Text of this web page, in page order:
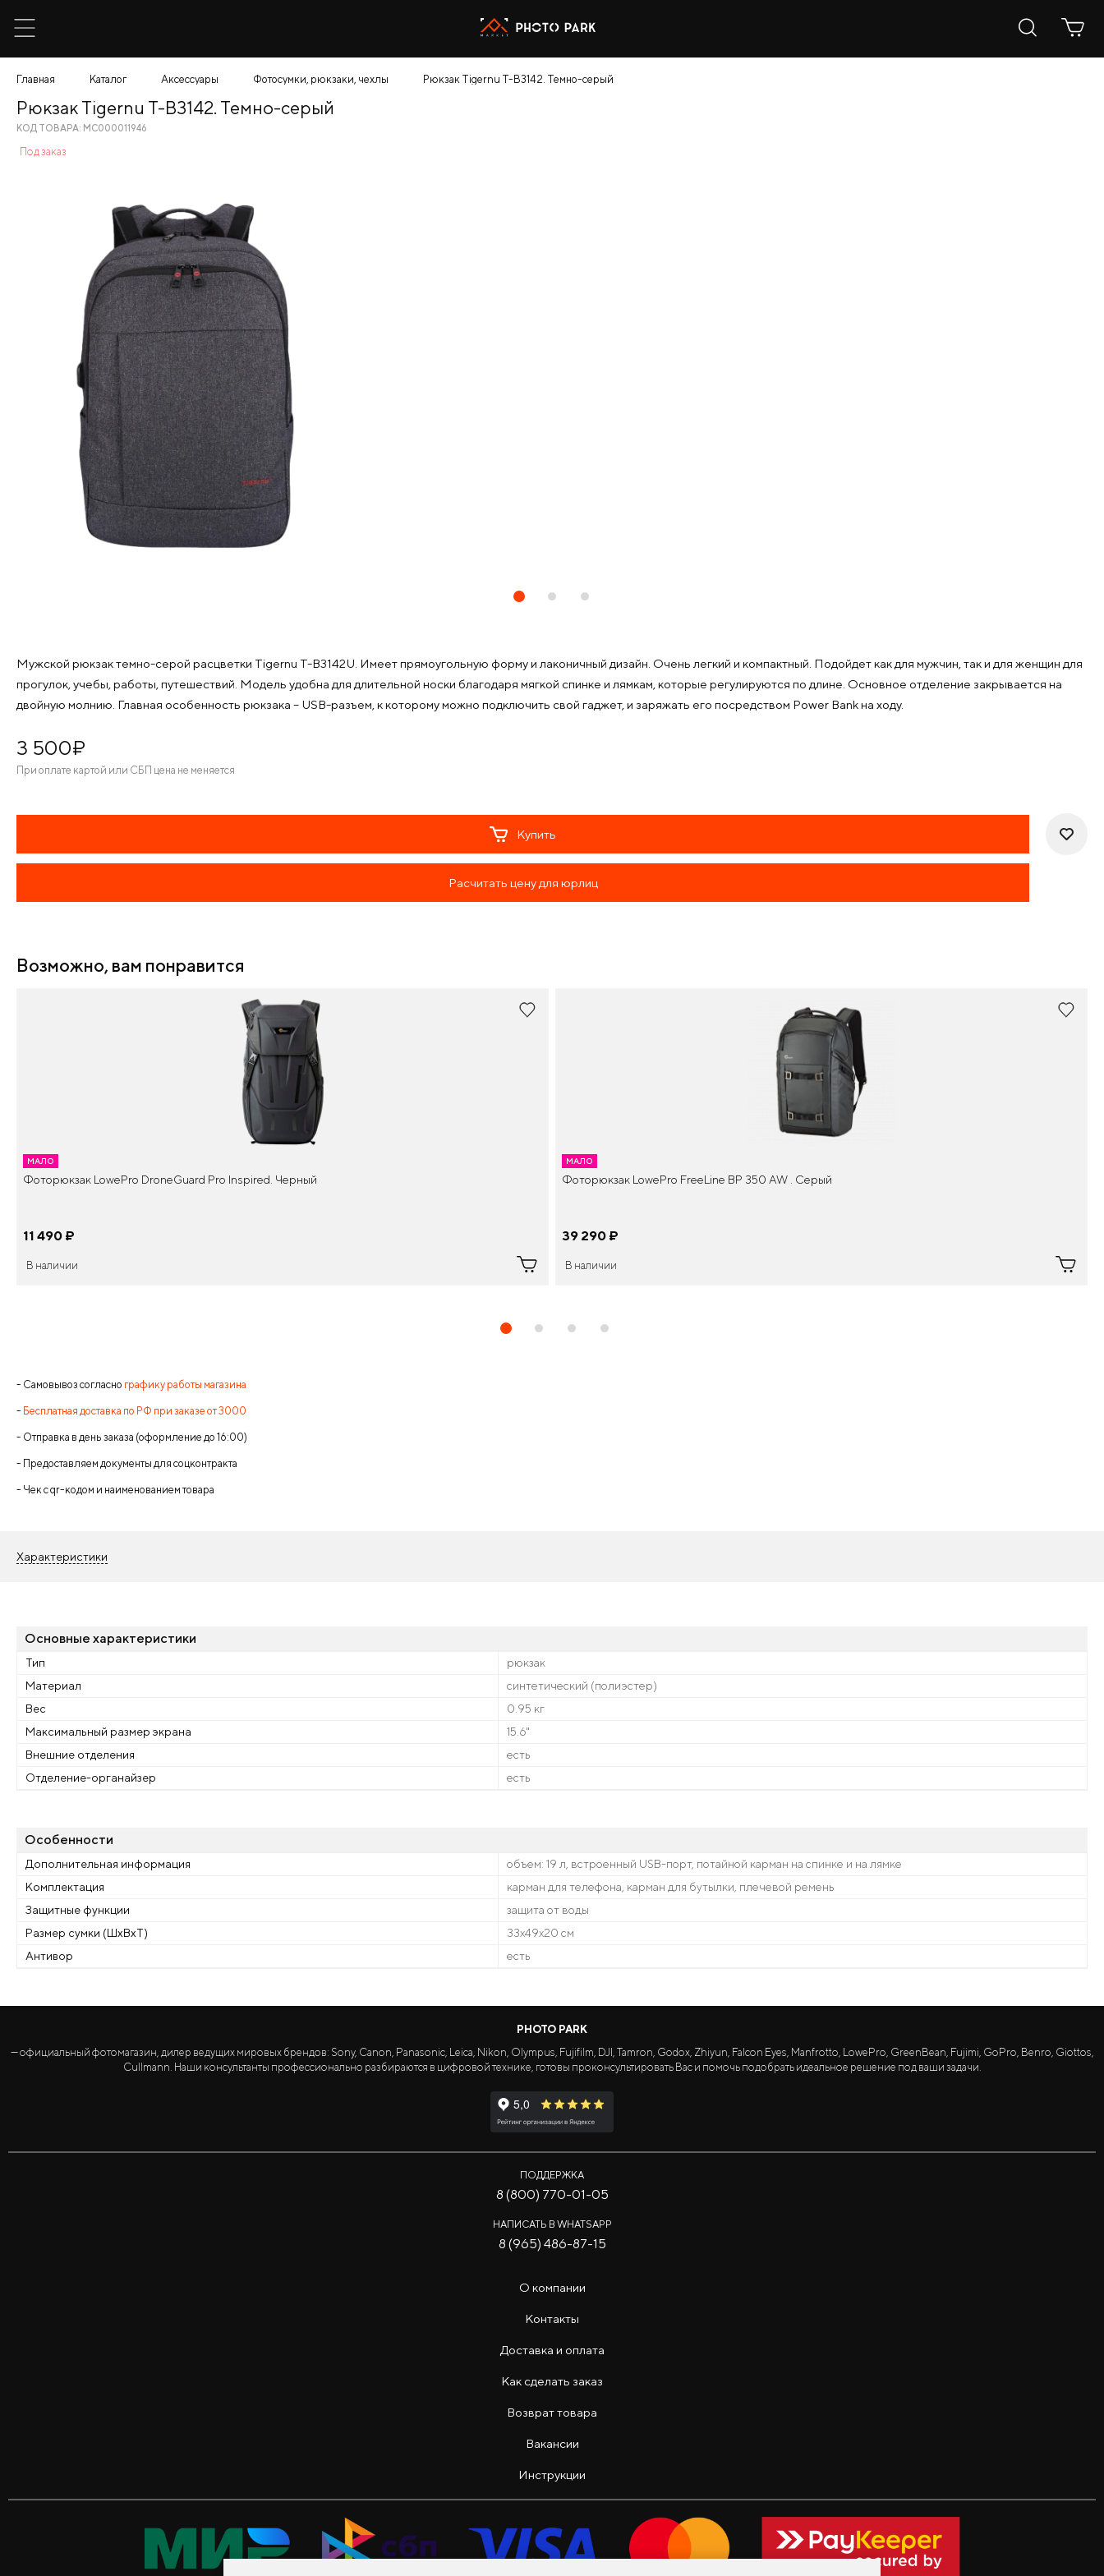
Главная Каталог Аксессуары Фотосумки, рюкзаки, чехлы Рюкзак Tigernu T-B3142. Темно-серый
Мужской рюкзак темно-серой расцветки Tigernu T-B3142U. Имеет прямоугольную форму и лаконичный дизайн. Очень легкий и компактный. Подойдет как для мужчин, так и для женщин для
прогулок, учебы, работы, путешествий. Модель удобна для длительной носки благодаря мягкой спинке и лямкам, которые регулируются по длине. Основное отделение закрывается на
двойную молнию. Главная особенность рюкзака – USB-разъем, к которому можно подключить свой гаджет, и заряжать его посредством Power Bank на ходу.
3 500¤
При оплате картой или СБП цена не меняется
Купить
Расчитать цену для юрлиц
Возможно, вам понравится
МАЛО
Фоторюкзак LowePro DroneGuard Pro Inspired. Черный
11 490 ¤
В наличии
МАЛО
Фоторюкзак LowePro FreeLine BP 350 AW . Серый
39 290 ¤
В наличии
- Самовывоз согласно графику работы магазина
- Бесплатная доставка по РФ при заказе от 3000
- Отправка в день заказа (оформление до 16:00)
- Предоставляем документы для соцконтракта
- Чек с qr-кодом и наименованием товара
Рюкзак Tigernu T-B3142. Темно-серый
КОД ТОВАРА: МС000011946
Под заказ
Характеристики
Основные характеристики
Тип
рюкзак
Материал
синтетический (полиэстер)
Вес
0.95 кг
Максимальный размер экрана
15.6"
Внешние отделения
есть
Отделение-органайзер
есть
Особенности
Дополнительная информация
объем: 19 л, встроенный USB-порт, потайной карман на спинке и на лямке
Комплектация
карман для телефона, карман для бутылки, плечевой ремень
Защитные функции
защита от воды
Размер сумки (ШхВхТ)
33x49x20 см
Антивор
есть
PHOTO PARK
— официальный фотомагазин, дилер ведущих мировых брендов: Sony, Canon, Panasonic, Leica, Nikon, Olympus, Fujifilm, DJI, Tamron, Godox, Zhiyun, Falcon Eyes, Manfrotto, LowePro, GreenBean, Fujimi, GoPro, Benro, Giottos,
Cullmann. Наши консультанты профессионально разбираются в цифровой технике, готовы проконсультировать Вас и помочь подобрать идеальное решение под ваши задачи.
ПОДДЕРЖКА
8 (800) 770-01-05
НАПИСАТЬ В WHATSAPP
8 (965) 486-87-15
О компании
Контакты
Доставка и оплата
Как сделать заказ
Возврат товара
Вакансии
Инструкции